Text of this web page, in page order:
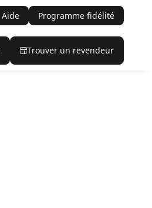
Aide Programme fidélité
Trouver un revendeur